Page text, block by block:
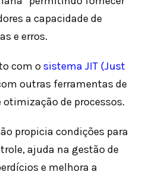
a capacidade de
e erros.
com osistema JIT (Just
outras ferramentas de
de processos.
propicia condições para
ajuda na gestão de
e melhora a